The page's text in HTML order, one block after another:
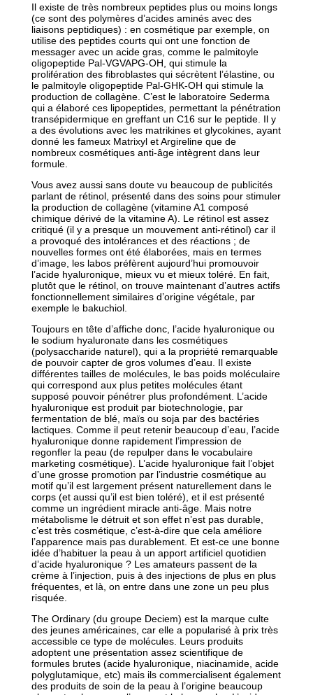
Il existe de très nombreux peptides plus ou moins longs
(ce sont des polymères d’acides aminés avec des
liaisons peptidiques) : en cosmétique par exemple, on
utilise des peptides courts qui ont une fonction de
messager avec un acide gras, comme le palmitoyle
oligopeptide Pal-VGVAPG-OH, qui stimule la
prolifération des fibroblastes qui sécrètent l’élastine, ou
le palmitoyle oligopeptide Pal-GHK-OH qui stimule la
production de collagène. C’est le laboratoire Sederma
qui a élaboré ces lipopeptides, permettant la pénétration
transépidermique en greffant un C16 sur le peptide. Il y
a des évolutions avec les matrikines et glycokines, ayant
donné les fameux Matrixyl et Argireline que de
nombreux cosmétiques anti-âge intègrent dans leur
formule.
Vous avez aussi sans doute vu beaucoup de publicités
parlant de rétinol, présenté dans des soins pour stimuler
la production de collagène (vitamine A1 composé
chimique dérivé de la vitamine A). Le rétinol est assez
critiqué (il y a presque un mouvement anti-rétinol) car il
a provoqué des intolérances et des réactions ; de
nouvelles formes ont été élaborées, mais en termes
d’image, les labos préfèrent aujourd’hui promouvoir
l’acide hyaluronique, mieux vu et mieux toléré. En fait,
plutôt que le rétinol, on trouve maintenant d’autres actifs
fonctionnellement similaires d’origine végétale, par
exemple le bakuchiol.
Toujours en tête d’affiche donc, l’acide hyaluronique ou
le sodium hyaluronate dans les cosmétiques
(polysaccharide naturel), qui a la propriété remarquable
de pouvoir capter de gros volumes d’eau. Il existe
différentes tailles de molécules, le bas poids moléculaire
qui correspond aux plus petites molécules étant
supposé pouvoir pénétrer plus profondément. L’acide
hyaluronique est produit par biotechnologie, par
fermentation de blé, maïs ou soja par des bactéries
lactiques. Comme il peut retenir beaucoup d’eau, l’acide
hyaluronique donne rapidement l’impression de
regonfler la peau (de repulper dans le vocabulaire
marketing cosmétique). L’acide hyaluronique fait l’objet
d’une grosse promotion par l’industrie cosmétique au
motif qu’il est largement présent naturellement dans le
corps (et aussi qu’il est bien toléré), et il est présenté
comme un ingrédient miracle anti-âge. Mais notre
métabolisme le détruit et son effet n’est pas durable,
c’est très cosmétique, c’est-à-dire que cela améliore
l’apparence mais pas durablement. Et est-ce une bonne
idée d’habituer la peau à un apport artificiel quotidien
d’acide hyaluronique ? Les amateurs passent de la
crème à l’injection, puis à des injections de plus en plus
fréquentes, et là, on entre dans une zone un peu plus
risquée.
The Ordinary (du groupe Deciem) est la marque culte
des jeunes américaines, car elle a popularisé à prix très
accessible ce type de molécules. Leurs produits
adoptent une présentation assez scientifique de
formules brutes (acide hyaluronique, niacinamide, acide
polyglutamique, etc) mais ils commercialisent également
des produits de soin de la peau à l’origine beaucoup